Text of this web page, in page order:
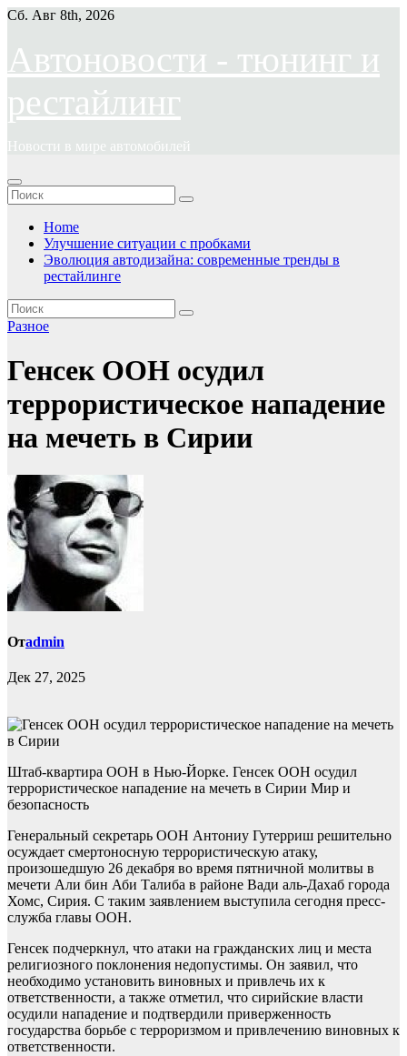
Перейти
содержимому
Сб. Авг 8th, 2026
Автоновости - тюнинг и
рестайлинг
Новости в мире автомобилей
Home
Улучшение ситуации с пробками
Эволюция автодизайна: современные тренды в
рестайлинге
Разное
Генсек ООН осудил
террористическое нападение
на мечеть в Сирии
Отadmin
Дек 27, 2025
Штаб-квартира ООН в Нью-Йорке. Генсек ООН осудил
террористическое нападение на мечеть в Сирии Мир и
безопасность
Генеральный секретарь ООН Антониу Гутерриш решительно
осуждает смертоносную террористическую атаку,
произошедшую 26 декабря во время пятничной молитвы в
мечети Али бин Аби Талиба в районе Вади аль-Дахаб города
Хомс, Сирия. С таким заявлением выступила сегодня пресс-
служба главы ООН.
Генсек подчеркнул, что атаки на гражданских лиц и места
религиозного поклонения недопустимы. Он заявил, что
необходимо установить виновных и привлечь их к
ответственности, а также отметил, что сирийские власти
осудили нападение и подтвердили приверженность
государства борьбе с терроризмом и привлечению виновных к
ответственности.